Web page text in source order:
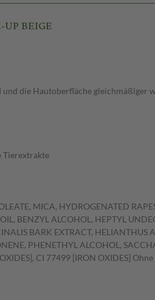
BEIGE
und die Hautoberfläche gleichmäßiger
Tierextrakte
MICA, HYDROGENATED
BENZYL ALCOHOL, HEPTYL
BARK EXTRACT, HELIANTHUS
PHENETHYL ALCOHOL,
CI 77499 [IRON OXIDES]